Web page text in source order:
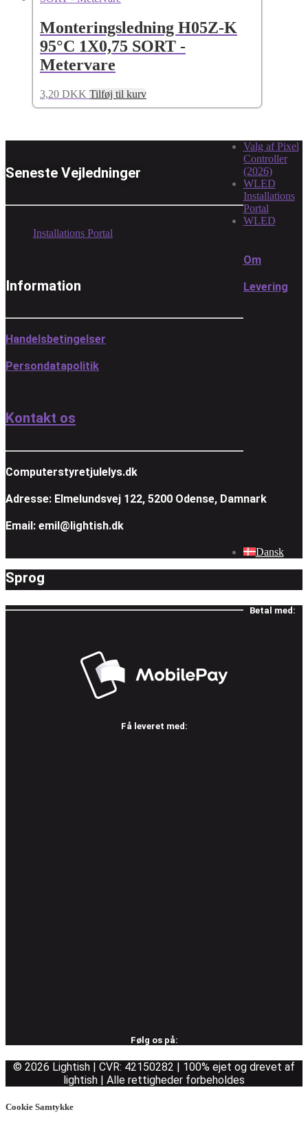
Monteringsledning H05Z-K
95°C 1X0,75 SORT -
Metervare
3,20 DKK Tilføj til kurv
Seneste Vejledninger
Valg af Pixel
Controller
(2026)
WLED
Installations
Portal
WLED
Installations Portal
Information
Om
Levering
Handelsbetingelser
Persondatapolitik
Kontakt os
Computerstyretjulelys.dk
Adresse: Elmelundsvej 122, 5200 Odense, Damnark
Email: emil@lightish.dk
Sprog
Dansk
Betal med:
Få leveret med:
Følg os på:
© 2026 Lightish | CVR: 42150282 | 100% ejet og drevet af
lightish | Alle rettigheder forbeholdes
Cookie Samtykke